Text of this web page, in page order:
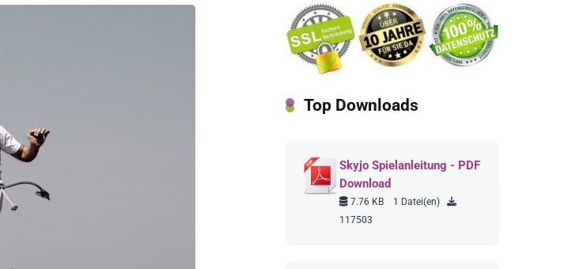
Top Downloads
Skyjo Spielanleitung - PDF
Download
7.76 KB
1 Datei(en)
117503